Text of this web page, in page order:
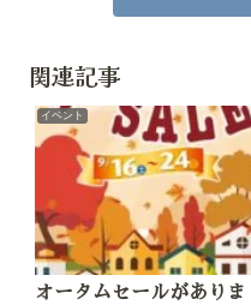
関連記事
イベント
オータムセールがありま